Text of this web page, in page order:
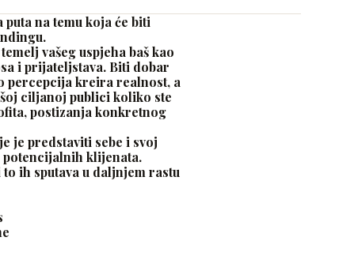
na temu koja će biti
vašeg uspjeha baš kao
i prijateljstava. Biti dobar
percepcija kreira realnost, a
ciljanoj publici koliko ste
postizanja konkretnog
je predstaviti sebe i svoj
klijenata.
ih sputava u daljnjem rastu